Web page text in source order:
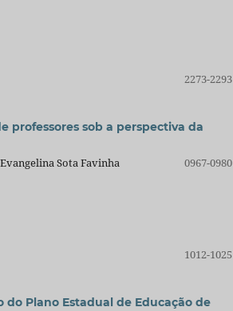
2273-2293
sob a perspectiva da
Sota Favinha
0967-0980
1012-1025
do Plano Estadual de Educação de